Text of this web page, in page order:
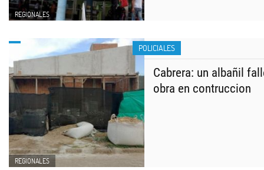
REGIONALES
POLICIALES
REGIONALES
Cabrera: un albañil
obra en contruccion